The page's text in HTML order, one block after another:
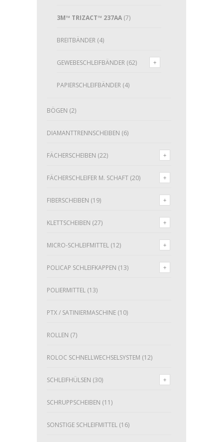
3M™ TRIZACT™ 237AA (7)
BREITBÄNDER (4)
GEWEBESCHLEIFBÄNDER (62)
PAPIERSCHLEIFBÄNDER (4)
BÖGEN (2)
DIAMANTTRENNSCHEIBEN (6)
FÄCHERSCHEIBEN (22)
FÄCHERSCHLEIFER M. SCHAFT (20)
FIBERSCHEIBEN (19)
KLETTSCHEIBEN (27)
MICRO-SCHLEIFMITTEL (12)
POLICAP SCHLEIFKAPPEN (13)
POLIERMITTEL (13)
PTX / SATINIERMASCHINE (10)
ROLLEN (7)
ROLOC SCHNELLWECHSELSYSTEM (12)
SCHLEIFHÜLSEN (30)
SCHRUPPSCHEIBEN (11)
SONSTIGE SCHLEIFMITTEL (16)